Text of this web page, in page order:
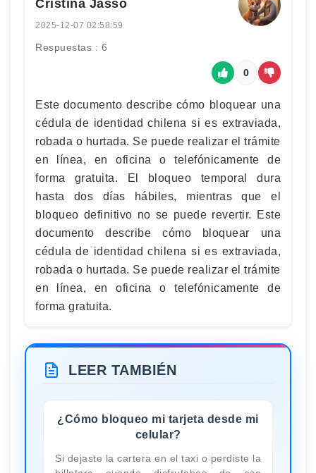
Cristina Jasso
2025-12-07 02:58:59
Respuestas : 6
0
Este documento describe cómo bloquear una
cédula de identidad chilena si es extraviada,
robada o hurtada. Se puede realizar el trámite
en línea, en oficina o telefónicamente de
forma gratuita. El bloqueo temporal dura
hasta dos días hábiles, mientras que el
bloqueo definitivo no se puede revertir. Este
documento describe cómo bloquear una
cédula de identidad chilena si es extraviada,
robada o hurtada. Se puede realizar el trámite
en línea, en oficina o telefónicamente de
forma gratuita.
LEER TAMBIÉN
¿Cómo bloqueo mi tarjeta desde mi
celular?
Si dejaste la cartera en el taxi o perdiste la